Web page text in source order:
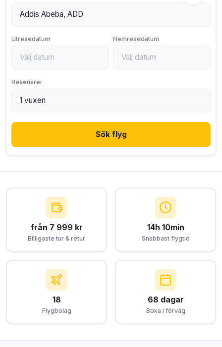
Utresedatum Hemresedatum
Resenärer
Sök flyg
från 7 999 kr
Billigaste tur & retur
14h 10min
Snabbast flygtid
18
Flygbolag
68 dagar
Boka i förväg